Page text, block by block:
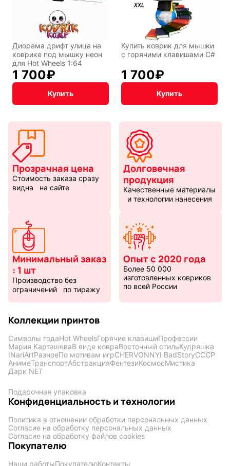
Диорама дрифт улица на
коврике под мышку неон
для Hot Wheels 1:64
1 700₽
Купить
Купить коврик для мышки
с горячими клавишами C#
1 700₽
Купить
Прозрачная цена
Стоимость заказа сразу
видна на сайте
Долговечная
продукция
Качественные материалы
и технологии нанесения
Минимальный заказ
: 1 шт
Производство без
ограничений по тиражу
Опыт с 2020 года
Более 50 000
изготовленных ковриков
по всей России
Коллекции принтов
Символы годаHot WheelsГорячие клавишиПрофессии
Мария КарташеваВ виде ковраВосточный стильКудряшка
INariArtРазноеПо мотивам игрCHERVONNYI BadStoryСССР
АнимеТранспортАбстракцияФентезиКосмосМистика
Дарк NET
Подарочная упаковка
Конфиденциальность и технологии
Политика в отношении обработки персональных данных
Согласие на обработку персональных данных
Согласие на обработку файлов cookies
Покупателю
Наши работыПокупателюКонтакты